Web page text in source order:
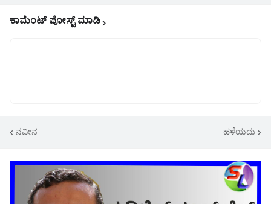
ಕಾಮೆಂಟ್‌‌ ಪೋಸ್ಟ್‌ ಮಾಡಿ
ನವೀನ ಹಳೆಯದು